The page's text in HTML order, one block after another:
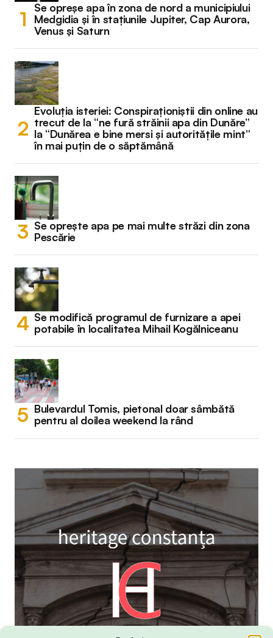
Se opreșe apa în zona de nord a municipiului
Medgidia și în stațiunile Jupiter, Cap Aurora,
Venus și Saturn
Evoluția isteriei: Conspiraționiștii din online au
trecut de la “ne fură străinii apa din Dunăre”
la “Dunărea e bine mersi și autoritățile mint”
în mai puțin de o săptămână
Se oprește apa pe mai multe străzi din zona
Pescărie
Se modifică programul de furnizare a apei
potabile în localitatea Mihail Kogălniceanu
Bulevardul Tomis, pietonal doar sâmbătă
pentru al doilea weekend la rând